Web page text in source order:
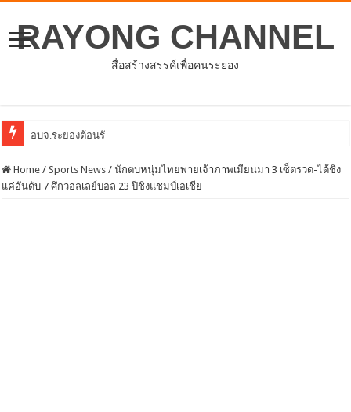
RAYONG CHANNEL
สื่อสร้างสรรค์เพื่อคนระยอง
อบจ.ระยองต้อนรับคณะจากตัวแทนศูนย์ธุรกิจจีน – อาเ
Home / Sports News / นักตบหนุ่มไทยพ่ายเจ้าภาพเมียนมา 3 เซ็ตรวด-ได้ชิง
แค่อันดับ 7 ศึกวอลเลย์บอล 23 ปีชิงแชมป์เอเชีย